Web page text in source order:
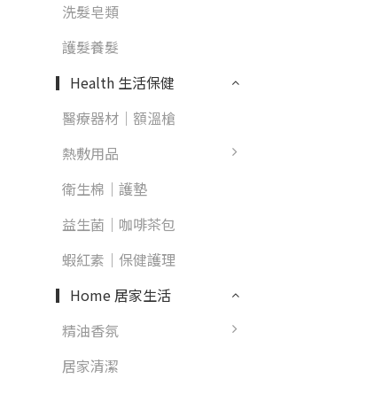
洗髮皂類
護髮養髮
▎Health 生活保健
醫療器材｜額溫槍
熱敷用品
衛生棉｜護墊
益生菌｜咖啡茶包
蝦紅素｜保健護理
▎Home 居家生活
精油香氛
居家清潔